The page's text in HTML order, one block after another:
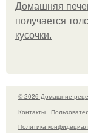
Домашняя
получается
кусочки.
© 2026 Домашние
Контакты
Политика